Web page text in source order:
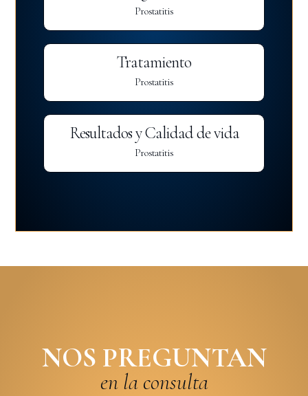
Prostatitis
Tratamiento
Prostatitis
Resultados y Calidad de vida
Prostatitis
NOS PREGUNTAN
en la consulta